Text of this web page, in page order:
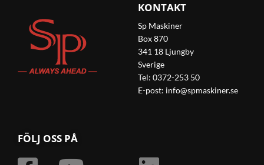
KONTAKT
Sp Maskiner
Box 870
341 18 Ljungby
Sverige
Tel: 0372-253 50
E-post: info@spmaskiner.se
FÖLJ OSS PÅ